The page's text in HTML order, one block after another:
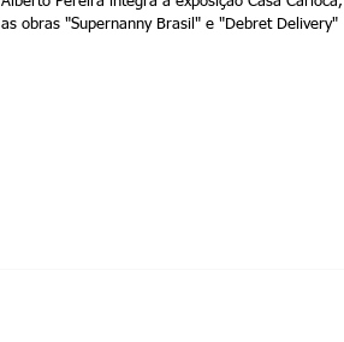
as obras "Supernanny Brasil" e "Debret Delivery"